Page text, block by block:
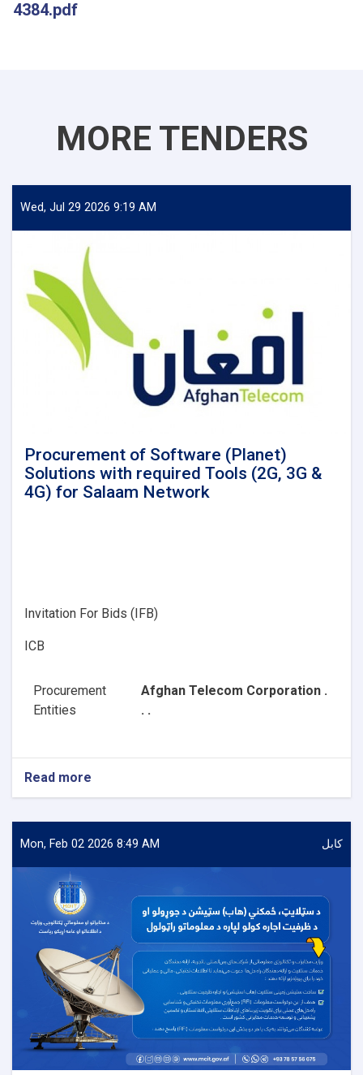
4384.pdf
MORE TENDERS
Wed, Jul 29 2026 9:19 AM
Procurement of Software (Planet)
Solutions with required Tools (2G, 3G &
4G) for Salaam Network
Invitation For Bids (IFB)
ICB
Procurement
Entities
Afghan Telecom Corporation .
. .
Read more
Procurement
Software
(Planet)
(2G,
&
4G)
for
Salaam
Network
Mon, Feb 02 2026 8:49 AM کابل